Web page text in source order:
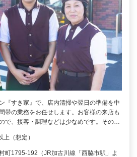
『すき家』で、店内清掃や翌日の準備を中
帯の業務をお任せします。お客様の来店も
で、接客・調理などは少なめです。その…
（想定）
町1795-192（JR加古川線「西脇市駅」よ